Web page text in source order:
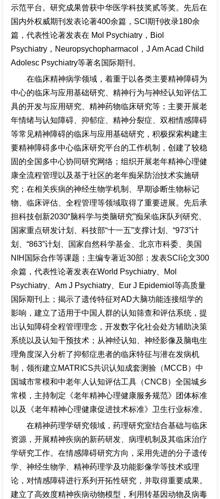
示范平台。研究成果曾获中华医学科技奖贰等奖。先后在
国内外权威期刊发表论著400余篇，SCl期刊收录180余
篇，代表性论著发表在 Mol Psychiatry，Biol
Psychiatry，Neuropsychopharmacol，J Am Acad Child
Adolesc Psychiatry等著名国际期刊。
在临床精神病学领域，着重于以各类主要精神障碍为
中心的临床与应用基础研究、精神行为与神经认知评估工
具的开发与应用研究、精神药物临床研究等；主要开展老
年情绪与认知障碍、抑郁症、精神分裂症、双相情感障碍
等常见精神障碍的临床与应用基础研究，积极探索构建主
要精神障碍多中心临床研究平台的工作机制，创建了较稳
固的全国多中心协同研究网络；组织开展老年精神心理健
康全流程管理以及基于社区的老年痴呆防治技术实施研
究；在相关疾病的神经生物学机制、早期诊断生物标记
物、临床评估、全程管理等领域取得了重要进展。先后承
担科技创新2030“脑科学与类脑研究”痴呆临床队列研究、
国家重点研发计划、科技部“十一五”支撑计划、“973”计
划、“863”计划、国家自然科学基金、北京市科委、美国
NIH国际合作等课题；主编专著近30部；发表SCl论文300
余篇，代表性论著发表在World Psychiatry、Mol
Psychiatry、Am J Psychiatry、Eur J Epidemiol等高质量
国际期刊上；揭示了遗传特征对AD大脑功能连接组学的
影响，建立了适用于中国人群的认知筛查和评估系统，提
出认知障碍全程管理理念，开发数字化社会处方辅助决策
系统以及认知干预技术；从神经认知、神经影像及脑电生
理角度深入分析了抑郁症患者的临床特征与潜在发病机
制，领衔建立MATRICS共识认知成套测验（MCCB）中
国城市常模和中老年人认知评估工具（CNCB）全国城乡
常模，主持制定《老年精神心理健康服务规范》团体标准
以及《老年精神心理健康促进技术标准》卫生行业标准。
在精神药理学研究领域，药理研究室结合基础与临床
资源，开展精神疾病的新药研发、病理机制及其临床治疗
学研究工作。在情感障碍研究方向，采用先进的分子遗传
学、神经生物学、精神药理学及功能影像学等技术或理
论，对情感障碍进行系列开拓性研究，并取得重要成果。
建立了高效度精神疾病动物模型，利用转基因动物及病毒